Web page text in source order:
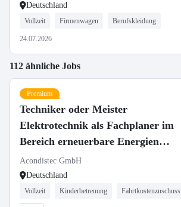
Deutschland
Vollzeit Firmenwagen Berufskleidung
24.07.2026
112 ähnliche Jobs
Premium
Techniker oder Meister
Elektrotechnik als Fachplaner im
Bereich erneuerbare Energien
(m/w/d)
Acondistec GmbH
Deutschland
Vollzeit Kinderbetreuung Fahrtkostenzuschuss